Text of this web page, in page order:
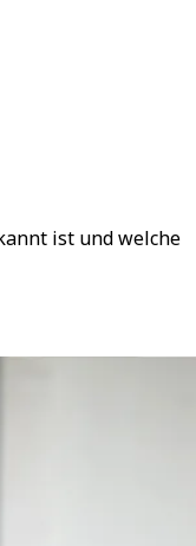
ist und welche